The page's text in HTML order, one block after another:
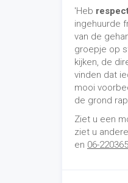
'Heb
ingehuurde
van de
groepje op
kijken, de
vinden dat
mooi
de grond
Ziet u een
ziet u
en 06-